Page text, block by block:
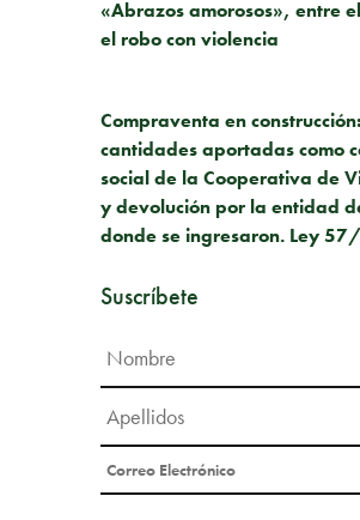
«Abrazos amorosos», entre
el robo con violencia
Compraventa en construcción:
cantidades aportadas como
social de la Cooperativa de
y devolución por la entidad
donde se ingresaron. Ley
Suscríbete